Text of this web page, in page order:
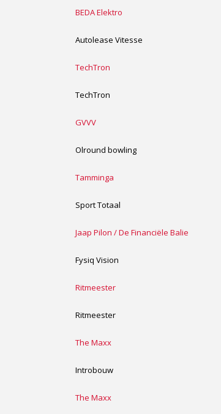
BEDA Elektro
Autolease Vitesse
TechTron
TechTron
GVVV
Olround bowling
Tamminga
Sport Totaal
Jaap Pilon / De Financiële Balie
Fysiq Vision
Ritmeester
Ritmeester
The Maxx
Introbouw
The Maxx